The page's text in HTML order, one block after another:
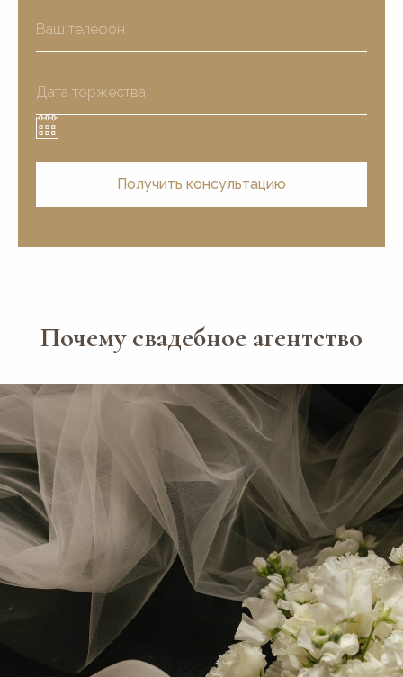
Получить консультацию
Почему свадебное агентство